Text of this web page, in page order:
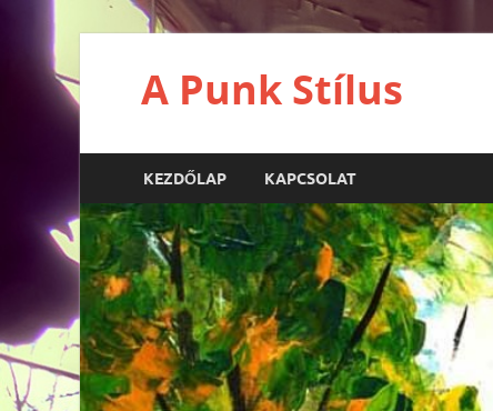
A Punk Stílus
KEZDŐLAP KAPCSOLAT